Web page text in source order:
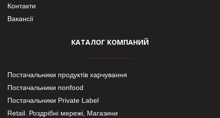
Контакти
Вакансії
КАТАЛОГ КОМПАНИЙ
Постачальники продуктів харчування
Постачальники nonfood
Постачальники Private Label
Retail. Роздрібні мережі, Магазини